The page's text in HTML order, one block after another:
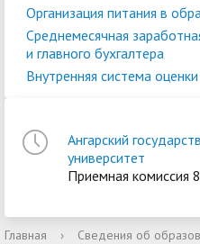
Организация питания в
Среднемесячная
и главного бухгалтера
Внутренняя система
Ангарский
университет
Приемная комиссия
Главная › Сведения об